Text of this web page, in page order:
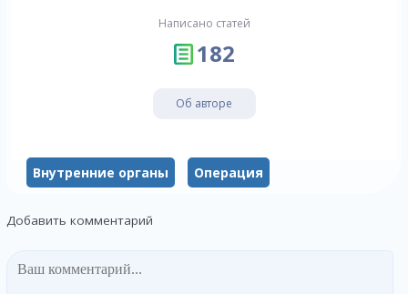
Написано статей
182
Об авторе
Внутренние органы Операция
Добавить комментарий